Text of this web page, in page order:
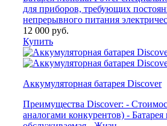
для приборов, требующих
непрерывного питания
12 000 руб.
Купить
Аккумуляторная батарея Discover
Преимущества Discover: -
аналогами конкурентов) -